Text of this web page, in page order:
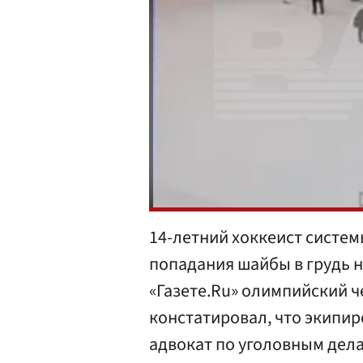
14-летний хоккеист
попадания шайбы в грудь
«Газете.Ru»
констатировал, что
адвокат по уголовным